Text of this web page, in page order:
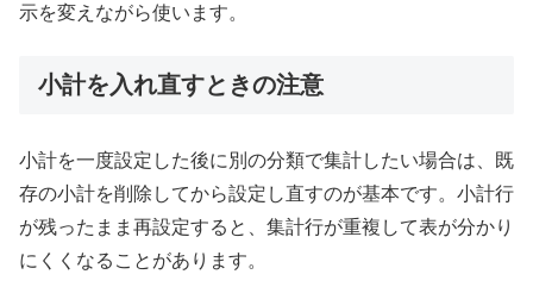
示を変えながら使います。
小計を入れ直すときの注意
小計を一度設定した後に別の分類で集計したい場合は、既
存の小計を削除してから設定し直すのが基本です。小計行
が残ったまま再設定すると、集計行が重複して表が分かり
にくくなることがあります。